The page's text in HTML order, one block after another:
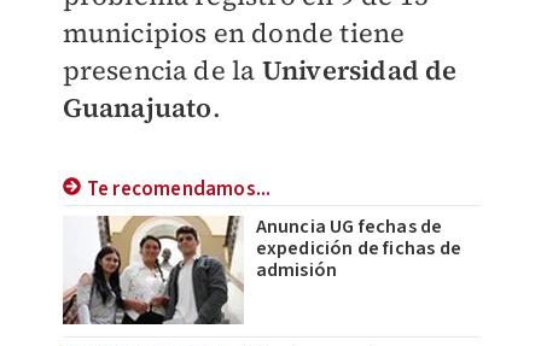
municipios en donde tiene
presencia de la Universidad de
Guanajuato.
Te recomendamos...
Anuncia UG fechas de
expedición de fichas de
admisión